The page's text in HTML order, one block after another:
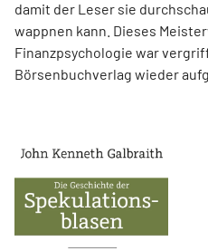
damit der Leser sie
wappnen kann. Dieses
Finanzpsychologie war
Börsenbuchverlag wieder